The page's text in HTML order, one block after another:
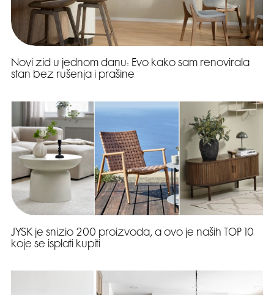
Novi zid u jednom danu: Evo kako sam renovirala
stan bez rušenja i prašine
JYSK je snizio 200 proizvoda, a ovo je naših TOP 10
koje se isplati kupiti